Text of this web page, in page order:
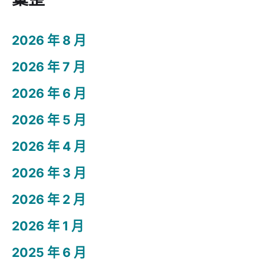
2026 年 8 月
2026 年 7 月
2026 年 6 月
2026 年 5 月
2026 年 4 月
2026 年 3 月
2026 年 2 月
2026 年 1 月
2025 年 6 月